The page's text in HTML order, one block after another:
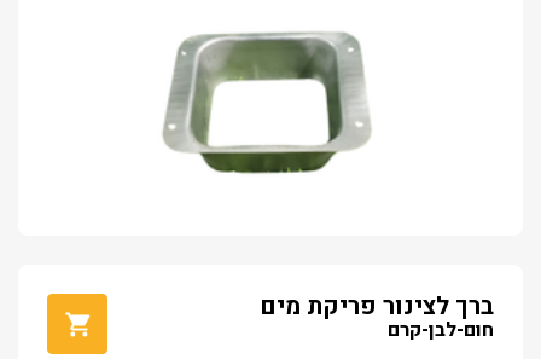
ברך לצינור פריקת מים
חום-לבן-קרם